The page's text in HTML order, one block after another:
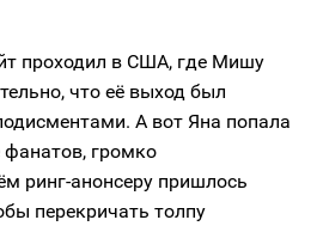
проходил в США, где Мишу
что её выход был
А вот Яна попала
фанатов, громко
ринг-анонсеру пришлось
перекричать толпу